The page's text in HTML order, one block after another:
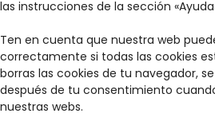
las instrucciones de la sección
Ten en cuenta que nuestra web
correctamente si todas las cookies
borras las cookies de tu navegador,
después de tu consentimiento
nuestras webs.